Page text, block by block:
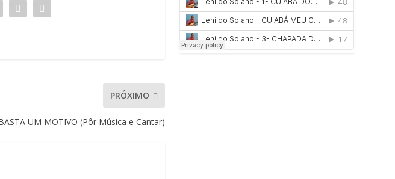
PRÓXIMO
UM MOTIVO (Pôr Música e Cantar)